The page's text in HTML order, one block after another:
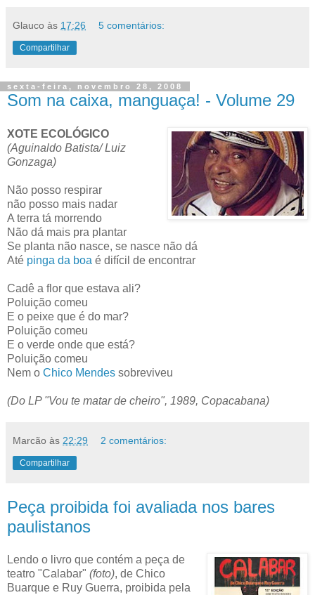
Glauco às 17:26 5 comentários:
Compartilhar
sexta-feira, novembro 28, 2008
Som na caixa, manguaça! - Volume 29
XOTE ECOLÓGICO
(Aguinaldo Batista/ Luiz
Gonzaga)
Não posso respirar
não posso mais nadar
A terra tá morrendo
Não dá mais pra plantar
Se planta não nasce, se nasce não dá
Até pinga da boa é difícil de encontrar
Cadê a flor que estava ali?
Poluição comeu
E o peixe que é do mar?
Poluição comeu
E o verde onde que está?
Poluição comeu
Nem o Chico Mendes sobreviveu
(Do LP "Vou te matar de cheiro", 1989, Copacabana)
Marcão às 22:29 2 comentários:
Compartilhar
Peça proibida foi avaliada nos bares
paulistanos
Lendo o livro que contém a peça de
teatro "Calabar" (foto), de Chico
Buarque e Ruy Guerra, proibida pela